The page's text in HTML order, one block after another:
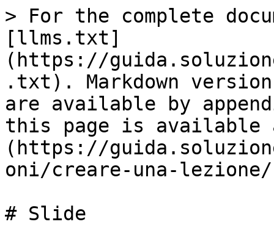
> For the complete
[llms.txt]
(https://
.txt). Markdown
are available by
this page is available
(https://
oni/creare-una-
# Slide